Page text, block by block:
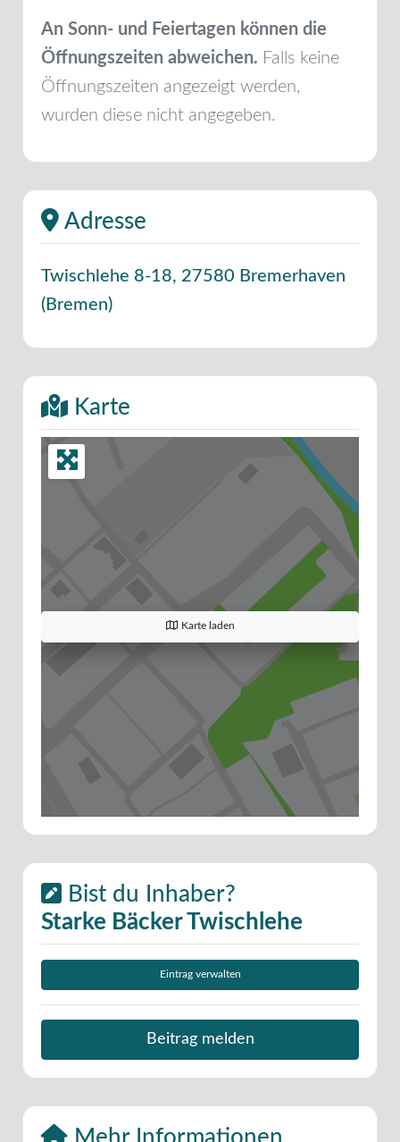
An Sonn- und Feiertagen können die
Öffnungszeiten abweichen. Falls keine
Öffnungszeiten angezeigt werden,
wurden diese nicht angegeben.
Adresse
Twischlehe 8-18, 27580 Bremerhaven
(Bremen)
Karte
Karte laden
Bist du Inhaber?
Starke Bäcker Twischlehe
Eintrag verwalten
Beitrag melden
Mehr Informationen